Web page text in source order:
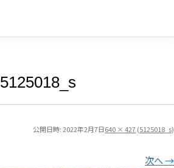
5125018_s
公開日時:2022年2月7日640 × 427(5125018_s)
次へ →